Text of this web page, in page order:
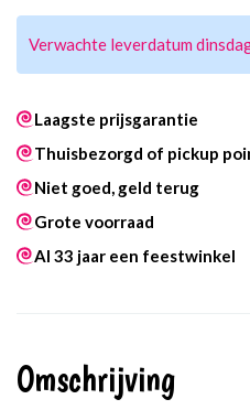
Verwachte leverdatum
Laagste prijsgarantie
Thuisbezorgd of pickup
Niet goed, geld terug
Grote voorraad
Al 33 jaar een feestwinkel
Omschrijving